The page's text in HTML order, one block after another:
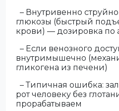
– Внутривенно
глюкозы (быстрый
крови) — дозировка по
– Если венозного
внутримышечно
гликогена из печени)
– Типичная ошибка:
рот человеку без
прорабатываем